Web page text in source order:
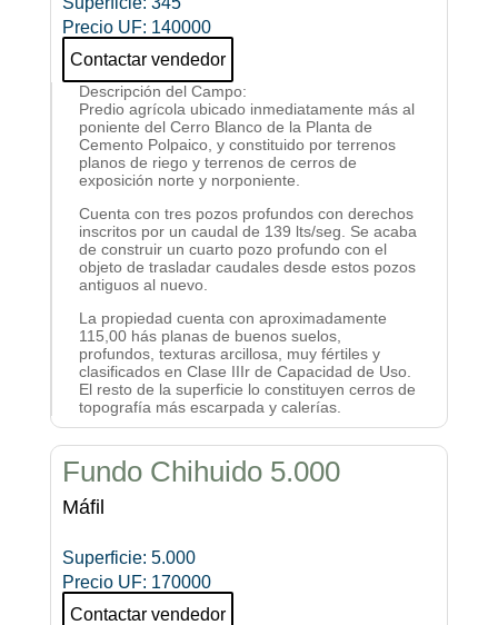
Precio UF: 140000
Contactar vendedor
Descripción del Campo:
Predio agrícola ubicado inmediatamente más al
poniente del Cerro Blanco de la Planta de
Cemento Polpaico, y constituido por terrenos
planos de riego y terrenos de cerros de
exposición norte y norponiente.
Cuenta con tres pozos profundos con derechos
inscritos por un caudal de 139 lts/seg. Se acaba
de construir un cuarto pozo profundo con el
objeto de trasladar caudales desde estos pozos
antiguos al nuevo.
La propiedad cuenta con aproximadamente
115,00 hás planas de buenos suelos,
profundos, texturas arcillosa, muy fértiles y
clasificados en Clase IIIr de Capacidad de Uso.
El resto de la superficie lo constituyen cerros de
topografía más escarpada y calerías.
Fundo Chihuido 5.000
Máfil
Superficie: 5.000
Precio UF: 170000
Contactar vendedor